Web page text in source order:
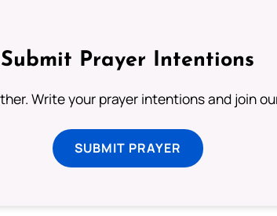
Submit Prayer Intentions
Write your prayer intentions and join
SUBMIT PRAYER